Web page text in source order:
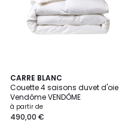
CARRE BLANC
Couette 4 saisons duvet d'oie
Vendôme VENDÔME
à partir de
490,00 €